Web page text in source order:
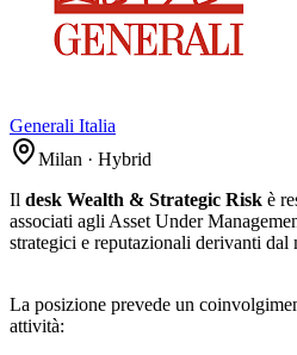
Generali Italia
Milan · Hybrid
Il desk Wealth & Strategic Risk è
associati agli Asset Under
strategici e reputazionali derivanti dal
La posizione prevede un
attività: